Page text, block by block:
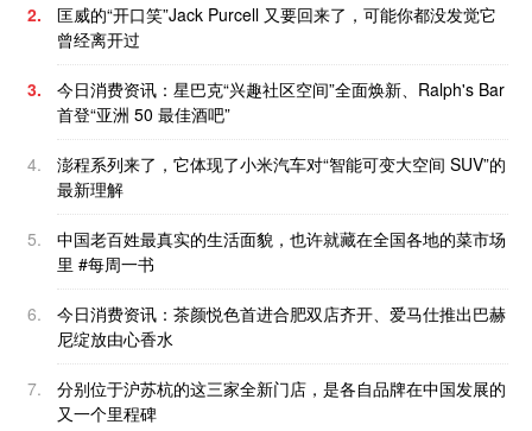
2.
匡威的“开口笑”Jack Purcell 又要回来了，可能你都没发觉它
曾经离开过
3.
今日消费资讯：星巴克“兴趣社区空间”全面焕新、Ralph's Bar
首登“亚洲 50 最佳酒吧”
4.
澎程系列来了，它体现了小米汽车对“智能可变大空间 SUV”的
最新理解
5.
中国老百姓最真实的生活面貌，也许就藏在全国各地的菜市场
里 #每周一书
6.
今日消费资讯：茶颜悦色首进合肥双店齐开、爱马仕推出巴赫
尼绽放由心香水
7.
分别位于沪苏杭的这三家全新门店，是各自品牌在中国发展的
又一个里程碑